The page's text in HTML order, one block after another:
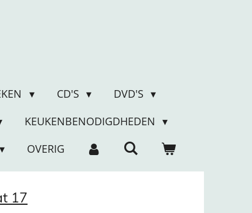
CD'S
DVD'S
KEUKENBENODIGDHEDEN
OVERIG
17